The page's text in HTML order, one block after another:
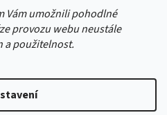
Vám umožnili pohodlné
provozu webu neustále
a použitelnost.
se přes Seznam